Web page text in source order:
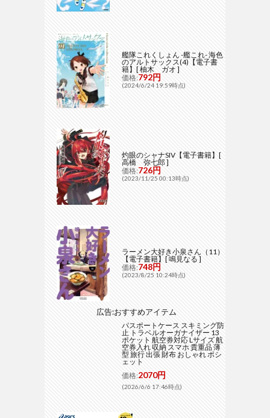
艦隊これくしょん -艦これ- 海色
のアルトサックス(4)【電子書
籍】[ 柚木 ガオ ]
価格:792円
(2024/6/24 19:59時点)
灼眼のシャナSIV【電子書籍】[
高橋 弥七郎 ]
価格:726円
(2023/11/25 00:13時点)
ラーメン大好き小泉さん（11）
【電子書籍】[ 鳴見なる ]
価格:748円
(2023/8/25 10:24時点)
広告:おすすめアイテム
パスポートケース スキミング防
止 トラベルオーガナイザー 13
ポケット 航空券対応 Lサイズ 航
空券入れ 収納 スマホ 貴重品 薄
型 旅行 出張 財布 おしゃれ ポシ
ェット
価格:2070円
(2026/6/6 17:46時点)